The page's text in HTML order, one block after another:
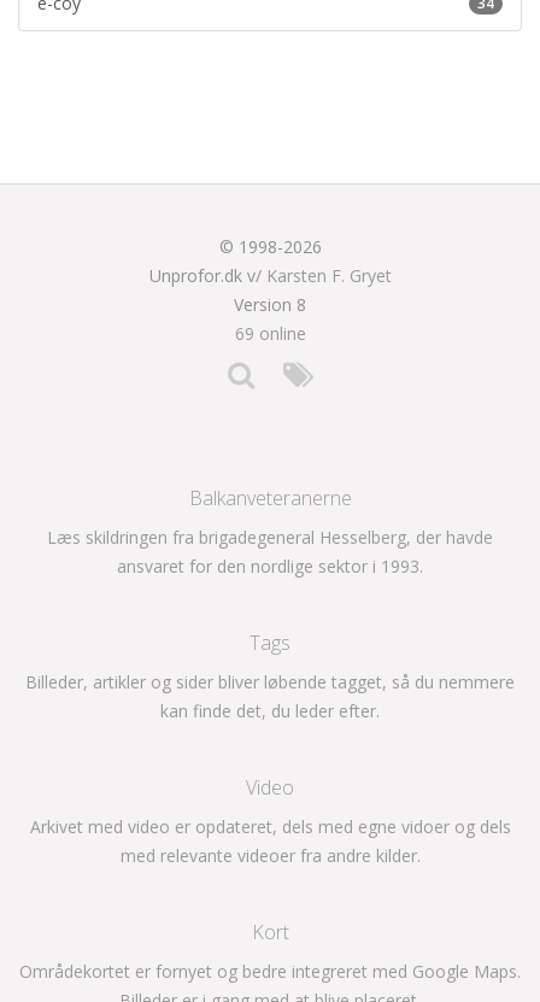
© 1998-2026
Unprofor.dk v/ Karsten F. Gryet
Version 8
69 online
Balkanveteranerne
Læs skildringen fra brigadegeneral Hesselberg, der havde
ansvaret for den nordlige sektor i 1993.
Tags
Billeder, artikler og sider bliver løbende tagget, så du nemmere
kan finde det, du leder efter.
Video
Arkivet med video er opdateret, dels med egne vidoer og dels
med relevante videoer fra andre kilder.
Kort
Områdekortet er fornyet og bedre integreret med Google Maps.